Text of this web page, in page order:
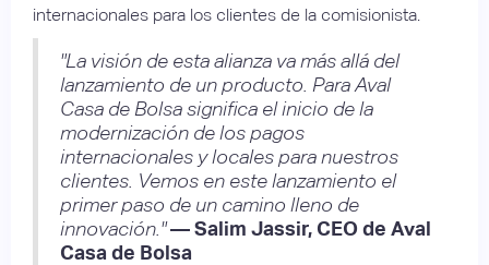
internacionales para los clientes de la comisionista.
"La visión de esta alianza va más allá del
lanzamiento de un producto. Para Aval
Casa de Bolsa significa el inicio de la
modernización de los pagos
internacionales y locales para nuestros
clientes. Vemos en este lanzamiento el
primer paso de un camino lleno de
innovación."— Salim Jassir, CEO de Aval
Casa de Bolsa